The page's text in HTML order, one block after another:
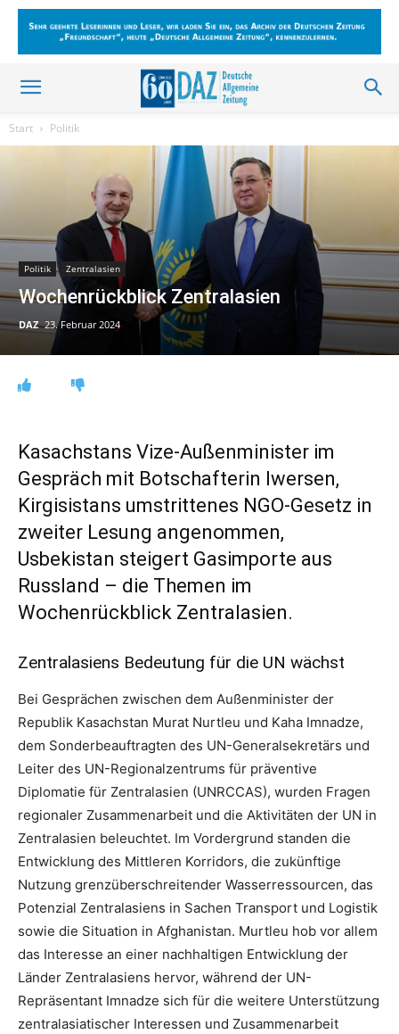
Start Politik
Politik Zentralasien
Wochenrückblick Zentralasien
DAZ 23. Februar 2024
Kasachstans Vize-Außenminister im
Gespräch mit Botschafterin Iwersen,
Kirgisistans umstrittenes NGO-Gesetz in
zweiter Lesung angenommen,
Usbekistan steigert Gasimporte aus
Russland – die Themen im
Wochenrückblick Zentralasien.
Zentralasiens Bedeutung für die UN wächst
Bei Gesprächen zwischen dem Außenminister der
Republik Kasachstan Murat Nurtleu und Kaha Imnadze,
dem Sonderbeauftragten des UN-Generalsekretärs und
Leiter des UN-Regionalzentrums für präventive
Diplomatie für Zentralasien (UNRCCAS), wurden Fragen
regionaler Zusammenarbeit und die Aktivitäten der UN in
Zentralasien beleuchtet. Im Vordergrund standen die
Entwicklung des Mittleren Korridors, die zukünftige
Nutzung grenzüberschreitender Wasserressourcen, das
Potenzial Zentralasiens in Sachen Transport und Logistik
sowie die Situation in Afghanistan. Murtleu hob vor allem
das Interesse an einer nachhaltigen Entwicklung der
Länder Zentralasiens hervor, während der UN-
Repräsentant Imnadze sich für die weitere Unterstützung
zentralasiatischer Interessen und Zusammenarbeit